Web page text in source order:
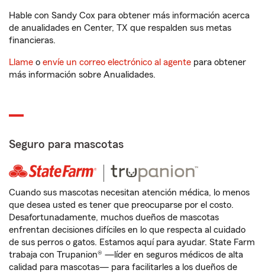
Hable con Sandy Cox para obtener más información acerca
de anualidades en Center, TX que respalden sus metas
financieras.
Llame o envíe un correo electrónico al agente para obtener
más información sobre Anualidades.
Seguro para mascotas
Cuando sus mascotas necesitan atención médica, lo menos
que desea usted es tener que preocuparse por el costo.
Desafortunadamente, muchos dueños de mascotas
enfrentan decisiones difíciles en lo que respecta al cuidado
de sus perros o gatos. Estamos aquí para ayudar. State Farm
trabaja con Trupanion® —líder en seguros médicos de alta
calidad para mascotas— para facilitarles a los dueños de